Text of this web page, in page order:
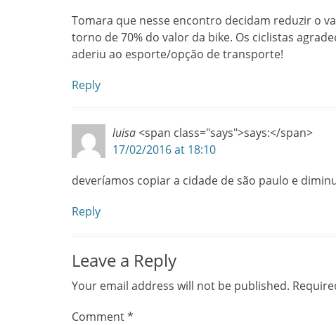
Tomara que nesse encontro decidam reduzir o
torno de 70% do valor da bike. Os ciclistas
aderiu ao esporte/opção de transporte!
Reply
luisa<span class="says">says:</span>
17/02/2016 at 18:10
deveríamos copiar a cidade de são paulo e
Reply
Leave a Reply
Your email address will not be published.
Comment*